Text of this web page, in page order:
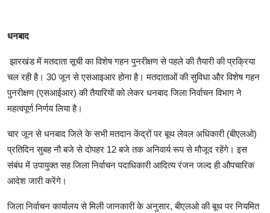
धनबाद
झारखंड में मतदाता सूची का विशेष गहन पुनरीक्षण से पहले की तैयारी की प्रक्रिया
चल रही है। 30 जून से एसआइआर होना है। मतदाताओं की सुविधा और विशेष गहन
पुनरीक्षण (एसआईआर) की तैयारियों को लेकर धनबाद जिला निर्वाचन विभाग ने
महत्वपूर्ण निर्णय लिया है।
चार जून से धनबाद जिले के सभी मतदान केंद्रों पर बूथ लेवल अधिकारी (बीएलओ)
प्रतिदिन सुबह नौ बजे से दोपहर 12 बजे तक अनिवार्य रूप से मौजूद रहेंगे। इस
संबंध में उपायुक्त सह जिला निर्वाचन पदाधिकारी आदित्य रंजन जल्द ही औपचारिक
आदेश जारी करेंगे।
जिला निर्वाचन कार्यालय से मिली जानकारी के अनुसार, बीएलओ की बूथ पर नियमित